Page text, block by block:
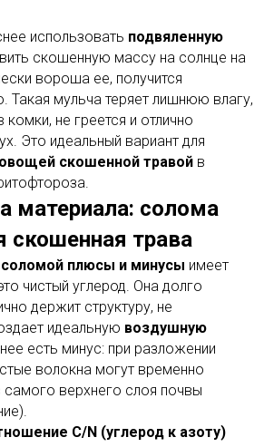
использовать подвяленную
скошенную массу на солнце на
вороша ее, получится
Такая мульча теряет лишнюю влагу,
не греется и отлично
Это идеальный вариант для
скошенной травой в
материала: солома
скошенная трава
плюсы и минусы имеет
чистый углерод. Она долго
держит структуру, не
идеальную воздушную
есть минус: при разложении
волокна могут временно
самого верхнего слоя почвы
C/N (углерод к азоту)